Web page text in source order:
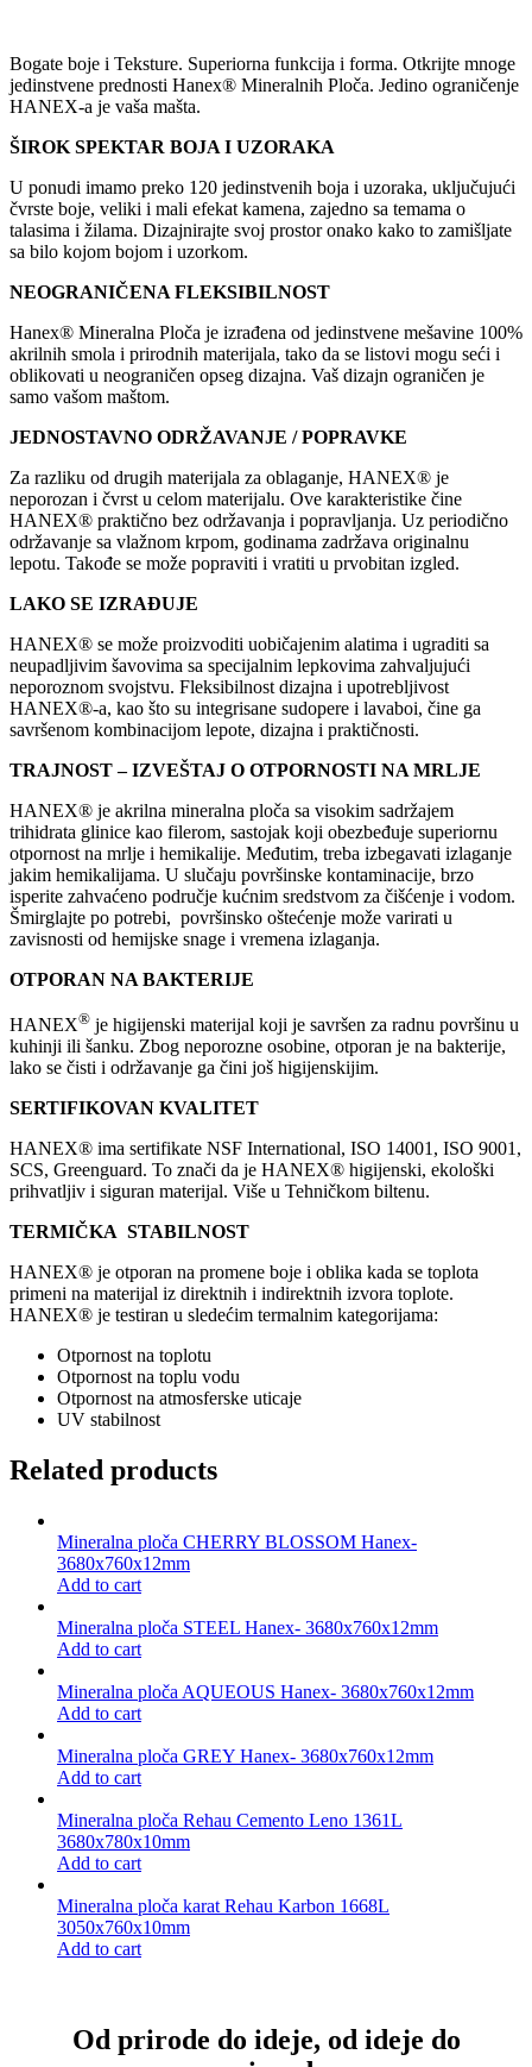
Bogate boje i Teksture. Superiorna funkcija i forma. Otkrijte mnoge
jedinstvene prednosti Hanex® Mineralnih Ploča. Jedino ograničenje
HANEX-a je vaša mašta.
ŠIROK SPEKTAR BOJA I UZORAKA
U ponudi imamo preko 120 jedinstvenih boja i uzoraka, uključujući
čvrste boje, veliki i mali efekat kamena, zajedno sa temama o
talasima i žilama. Dizajnirajte svoj prostor onako kako to zamišljate
sa bilo kojom bojom i uzorkom.
NEOGRANIČENA FLEKSIBILNOST
Hanex® Mineralna Ploča je izrađena od jedinstvene mešavine 100%
akrilnih smola i prirodnih materijala, tako da se listovi mogu seći i
oblikovati u neograničen opseg dizajna. Vaš dizajn ograničen je
samo vašom maštom.
JEDNOSTAVNO ODRŽAVANJE / POPRAVKE
Za razliku od drugih materijala za oblaganje, HANEX® je
neporozan i čvrst u celom materijalu. Ove karakteristike čine
HANEX® praktično bez održavanja i popravljanja. Uz periodično
održavanje sa vlažnom krpom, godinama zadržava originalnu
lepotu. Takođe se može popraviti i vratiti u prvobitan izgled.
LAKO SE IZRAĐUJE
HANEX® se može proizvoditi uobičajenim alatima i ugraditi sa
neupadljivim šavovima sa specijalnim lepkovima zahvaljujući
neporoznom svojstvu. Fleksibilnost dizajna i upotrebljivost
HANEX®-a, kao što su integrisane sudopere i lavaboi, čine ga
savršenom kombinacijom lepote, dizajna i praktičnosti.
TRAJNOST – IZVEŠTAJ O OTPORNOSTI NA MRLJE
HANEX® je akrilna mineralna ploča sa visokim sadržajem
trihidrata glinice kao filerom, sastojak koji obezbeđuje superiornu
otpornost na mrlje i hemikalije. Međutim, treba izbegavati izlaganje
jakim hemikalijama. U slučaju površinske kontaminacije, brzo
isperite zahvaćeno područje kućnim sredstvom za čišćenje i vodom.
Šmirglajte po potrebi, površinsko oštećenje može varirati u
zavisnosti od hemijske snage i vremena izlaganja.
OTPORAN NA BAKTERIJE
HANEX® je higijenski materijal koji je savršen za radnu površinu u
kuhinji ili šanku. Zbog neporozne osobine, otporan je na bakterije,
lako se čisti i održavanje ga čini još higijenskijim.
SERTIFIKOVAN KVALITET
HANEX® ima sertifikate NSF International, ISO 14001, ISO 9001,
SCS, Greenguard. To znači da je HANEX® higijenski, ekološki
prihvatljiv i siguran materijal. Više u Tehničkom biltenu.
TERMIČKA STABILNOST
HANEX® je otporan na promene boje i oblika kada se toplota
primeni na materijal iz direktnih i indirektnih izvora toplote.
HANEX® je testiran u sledećim termalnim kategorijama:
Otpornost na toplotu
Otpornost na toplu vodu
Otpornost na atmosferske uticaje
UV stabilnost
Related products
Mineralna ploča CHERRY BLOSSOM Hanex-
3680x760x12mm
Add to cart
Mineralna ploča STEEL Hanex- 3680x760x12mm
Add to cart
Mineralna ploča AQUEOUS Hanex- 3680x760x12mm
Add to cart
Mineralna ploča GREY Hanex- 3680x760x12mm
Add to cart
Mineralna ploča Rehau Cemento Leno 1361L
3680x780x10mm
Add to cart
Mineralna ploča karat Rehau Karbon 1668L
3050x760x10mm
Add to cart
Od prirode do ideje, od ideje do